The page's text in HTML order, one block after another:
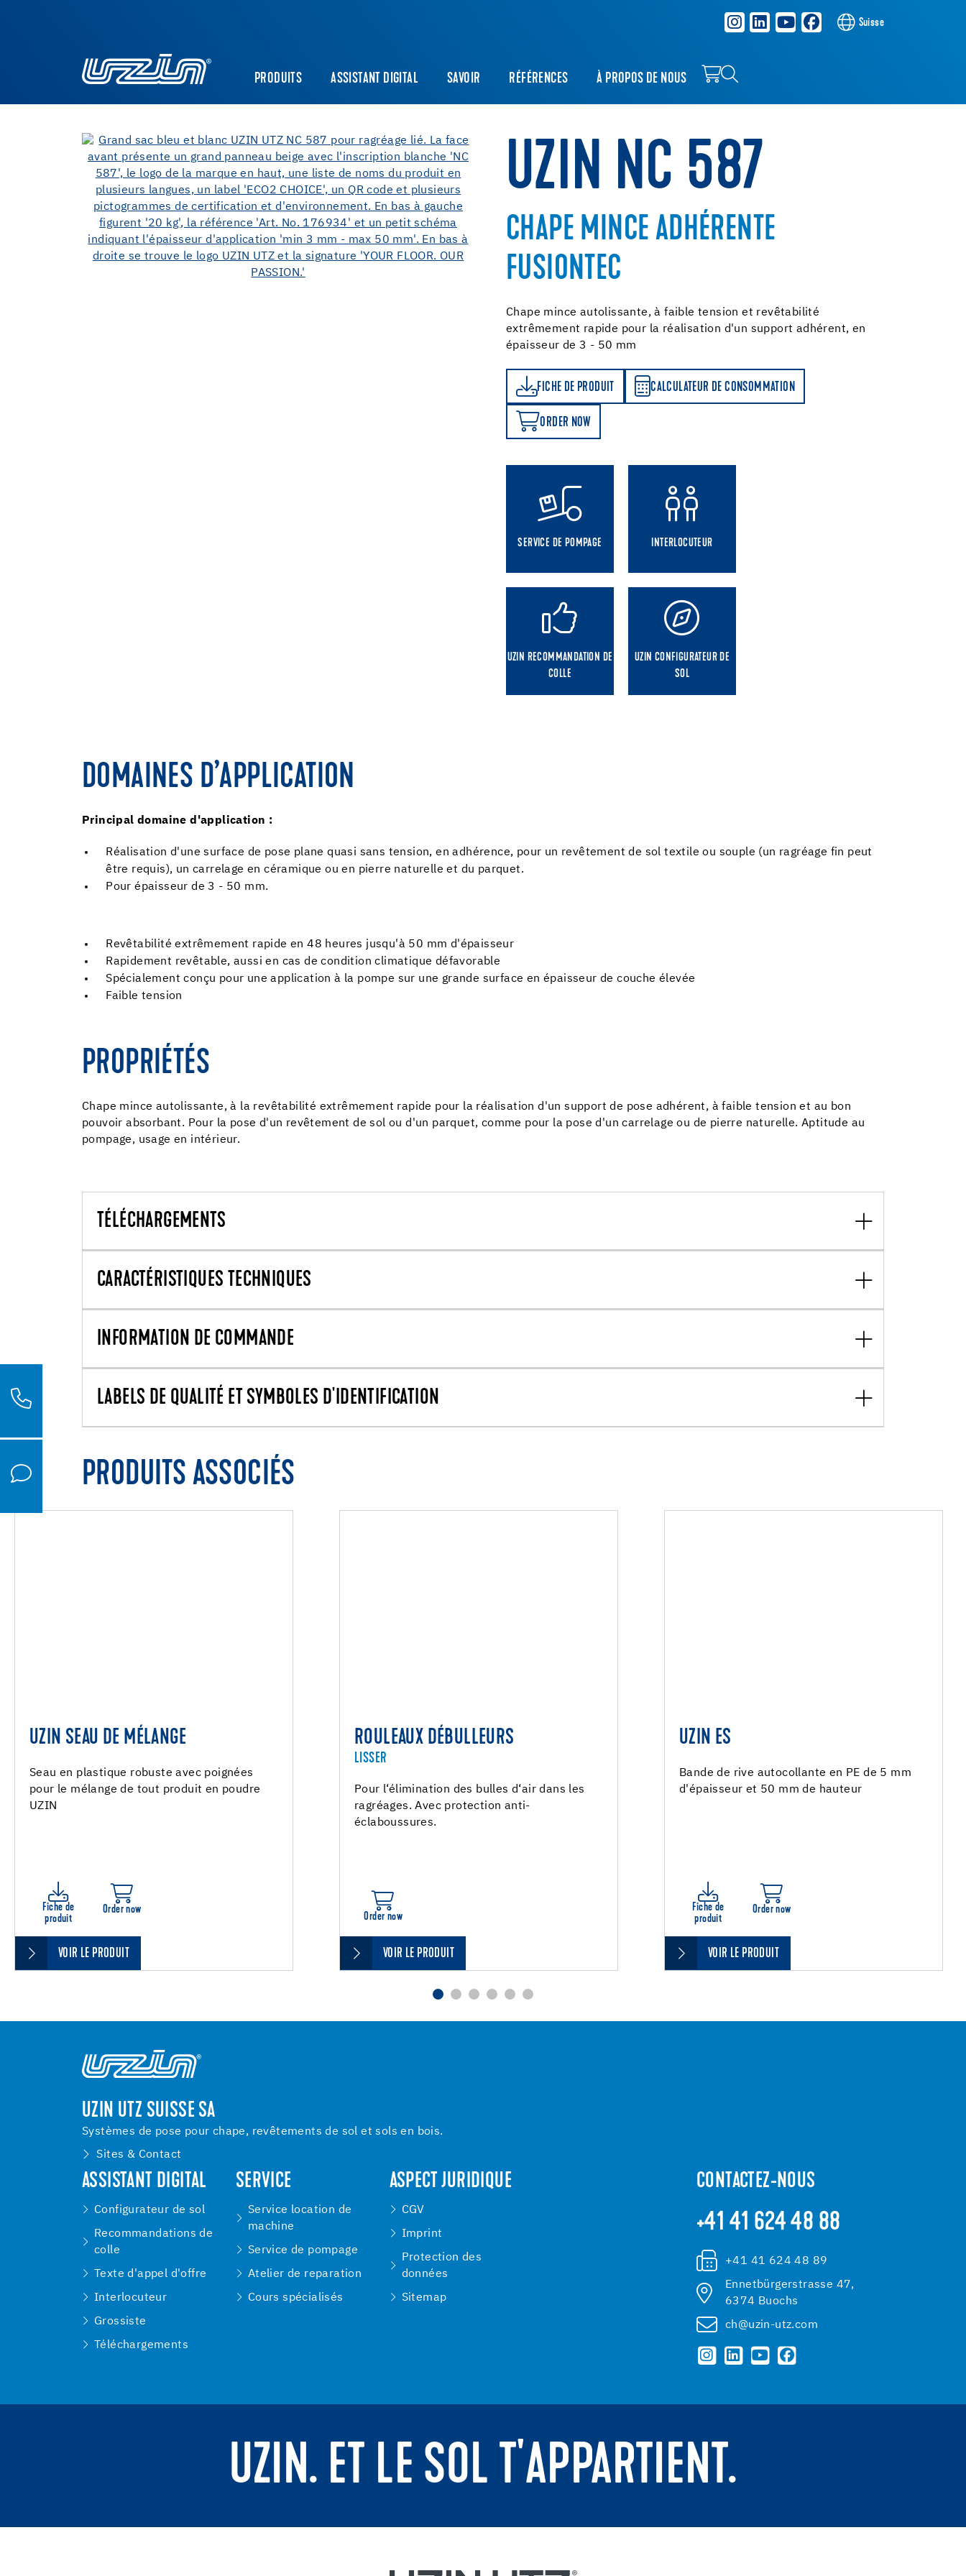
Suisse
PRODUITS ASSISTANT DIGITAL SAVOIR RÉFÉRENCES À PROPOS DE NOUS
UZIN NC 587
CHAPE MINCE ADHÉRENTE
FUSIONTEC
Chape mince autolissante, à faible tension et revêtabilité
extrêmement rapide pour la réalisation d'un support adhérent, en
épaisseur de 3 - 50 mm
FICHE DE PRODUIT CALCULATEUR DE CONSOMMATION
CALCULATEUR DE CONSOMMATION
ORDER NOW
SERVICE DE POMPAGE INTERLOCUTEUR
UZIN RECOMMANDATION DE
COLLE
UZIN CONFIGURATEUR DE
SOL
DOMAINES D’APPLICATION
Principal domaine d'application :
Réalisation d'une surface de pose plane quasi sans tension, en adhérence, pour un revêtement de sol textile ou souple (un ragréage fin peut
être requis), un carrelage en céramique ou en pierre naturelle et du parquet.
Pour épaisseur de 3 - 50 mm.
Revêtabilité extrêmement rapide en 48 heures jusqu'à 50 mm d'épaisseur
Rapidement revêtable, aussi en cas de condition climatique défavorable
Spécialement conçu pour une application à la pompe sur une grande surface en épaisseur de couche élevée
Faible tension
PROPRIÉTÉS
Chape mince autolissante, à la revêtabilité extrêmement rapide pour la réalisation d'un support de pose adhérent, à faible tension et au bon
pouvoir absorbant. Pour la pose d'un revêtement de sol ou d'un parquet, comme pour la pose d'un carrelage ou de pierre naturelle. Aptitude au
pompage, usage en intérieur.
TÉLÉCHARGEMENTS
CARACTÉRISTIQUES TECHNIQUES
INFORMATION DE COMMANDE
LABELS DE QUALITÉ ET SYMBOLES D'IDENTIFICATION
PRODUITS ASSOCIÉS
UZIN SEAU DE MÉLANGE
Seau en plastique robuste avec poignées
pour le mélange de tout produit en poudre
UZIN
Fiche de
produit
Order now
VOIR LE PRODUIT
ROULEAUX DÉBULLEURS
LISSER
Pour l‘élimination des bulles d‘air dans les
ragréages. Avec protection anti-
éclaboussures.
Order now
VOIR LE PRODUIT
UZIN ES
Bande de rive autocollante en PE de 5 mm
d'épaisseur et 50 mm de hauteur
Fiche de
produit
Order now
VOIR LE PRODUIT
UZIN UTZ SUISSE SA
Systèmes de pose pour chape, revêtements de sol et sols en bois.
Sites & Contact
ASSISTANT DIGITAL
Configurateur de sol
Recommandations de
colle
Texte d'appel d'offre
Interlocuteur
Grossiste
Téléchargements
SERVICE
Service location de
machine
Service de pompage
Atelier de reparation
Cours spécialisés
ASPECT JURIDIQUE
CGV
Imprint
Protection des
données
Sitemap
CONTACTEZ-NOUS
+41 41 624 48 88
+41 41 624 48 89
Ennetbürgerstrasse 47,
6374 Buochs
ch@uzin-utz.com
UZIN. ET LE SOL T'APPARTIENT.